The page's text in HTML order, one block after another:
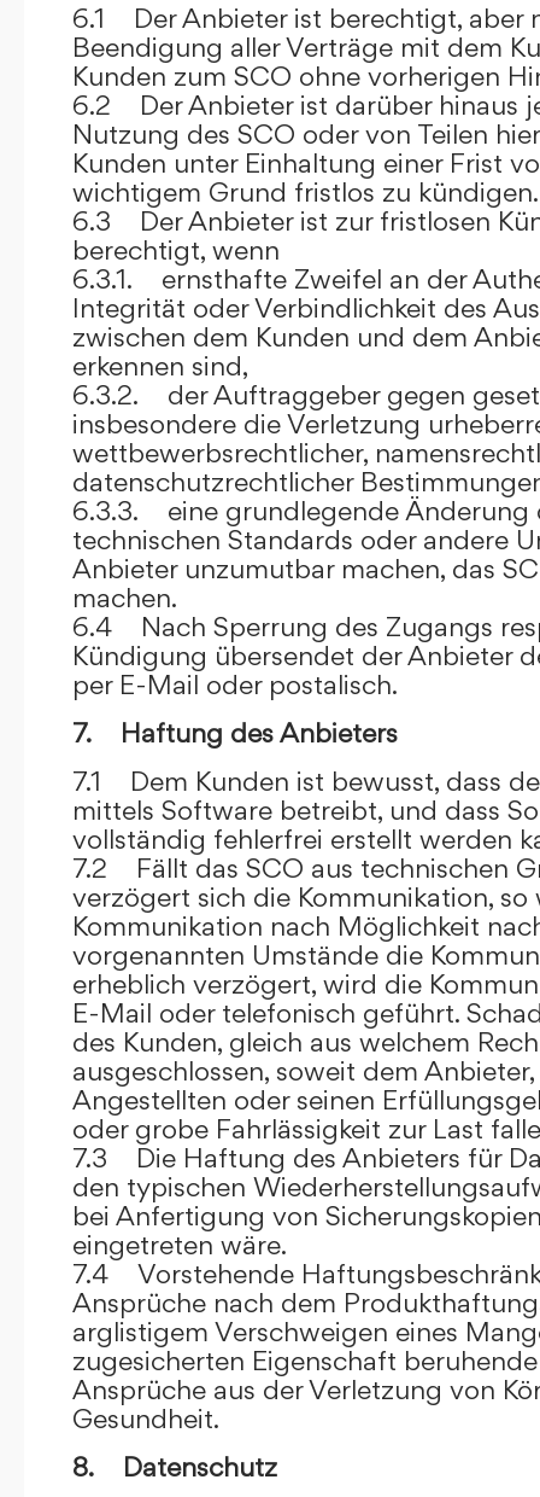
6.1 Der Anbieter ist berechtigt, aber
Beendigung aller Verträge mit dem
Kunden zum SCO ohne vorherigen
6.2 Der Anbieter ist darüber hinaus
Nutzung des SCO oder von Teilen
Kunden unter Einhaltung einer Frist
wichtigem Grund fristlos zu kündigen.
6.3 Der Anbieter ist zur fristlosen
berechtigt, wenn
6.3.1. ernsthafte Zweifel an der
Integrität oder Verbindlichkeit des
zwischen dem Kunden und dem
erkennen sind,
6.3.2. der Auftraggeber gegen
insbesondere die Verletzung
wettbewerbsrechtlicher,
datenschutzrechtlicher
6.3.3. eine grundlegende Änderung
technischen Standards oder andere
Anbieter unzumutbar machen, das
machen.
6.4 Nach Sperrung des Zugangs
Kündigung übersendet der Anbieter
per E-Mail oder postalisch.
7. Haftung des Anbieters
7.1 Dem Kunden ist bewusst, dass
mittels Software betreibt, und dass
vollständig fehlerfrei erstellt werden
7.2 Fällt das SCO aus technischen
verzögert sich die Kommunikation, so
Kommunikation nach Möglichkeit
vorgenannten Umstände die
erheblich verzögert, wird die
E-Mail oder telefonisch geführt.
des Kunden, gleich aus welchem
ausgeschlossen, soweit dem
Angestellten oder seinen
oder grobe Fahrlässigkeit zur Last
7.3 Die Haftung des Anbieters für
den typischen
bei Anfertigung von
eingetreten wäre.
7.4 Vorstehende
Ansprüche nach dem
arglistigem Verschweigen eines
zugesicherten Eigenschaft
Ansprüche aus der Verletzung von
Gesundheit.
8. Datenschutz